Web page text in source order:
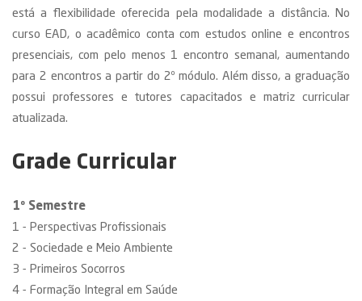
está a flexibilidade oferecida pela modalidade a distância. No
curso EAD, o acadêmico conta com estudos online e encontros
presenciais, com pelo menos 1 encontro semanal, aumentando
para 2 encontros a partir do 2º módulo. Além disso, a graduação
possui professores e tutores capacitados e matriz curricular
atualizada.
Grade Curricular
1º Semestre
1 - Perspectivas Profissionais
2 - Sociedade e Meio Ambiente
3 - Primeiros Socorros
4 - Formação Integral em Saúde